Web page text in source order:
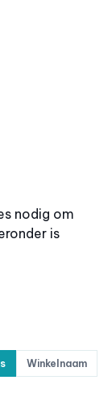
nodig om
is
Winkelnaam